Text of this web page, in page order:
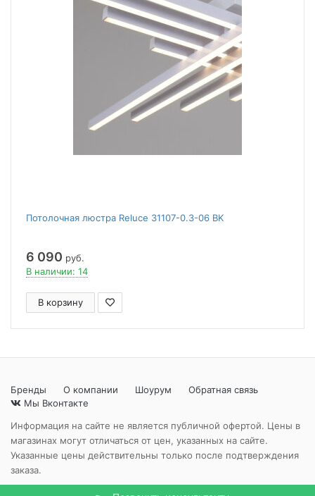
Потолочная люстра Reluce 31107-0.3-06 BK
6 090 руб.
В наличии: 14
В корзину
Бренды О компании Шоурум
Обратная связь
Мы Вконтакте
Информация на сайте не является публичной офертой. Цены в
магазинах могут отличаться от цен, указанных на сайте.
Указанные цены действительны только после подтверждения
заказа.